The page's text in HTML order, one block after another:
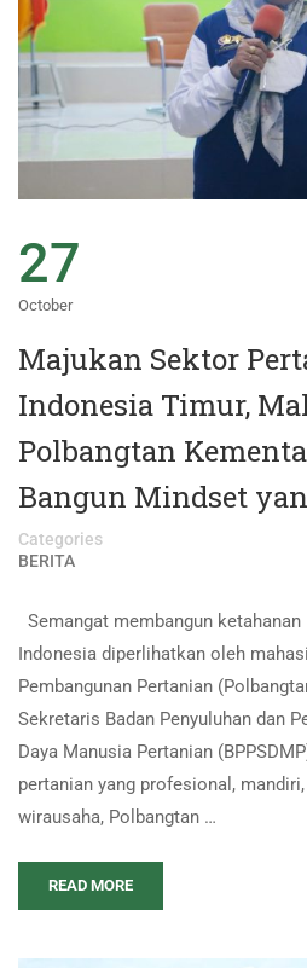
27
October
Majukan Sektor
Indonesia Timur,
Polbangtan
Bangun Mindset
Categories
BERITA
Semangat membangun
Indonesia diperlihatkan oleh
Pembangunan Pertanian
Sekretaris Badan Penyuluhan dan
Daya Manusia Pertanian
pertanian yang profesional,
wirausaha, Polbangtan …
READ MORE